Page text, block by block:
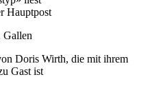
Hauptpost
Gallen
Doris Wirth, die mit ihrem
Gast ist